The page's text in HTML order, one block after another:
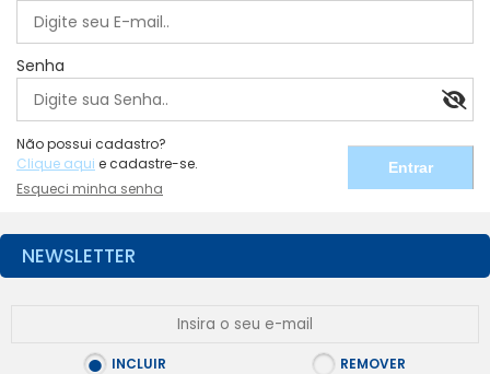
Senha
Não possui cadastro?
Clique aqui e cadastre-se.
Esqueci minha senha
NEWSLETTER
INCLUIR REMOVER